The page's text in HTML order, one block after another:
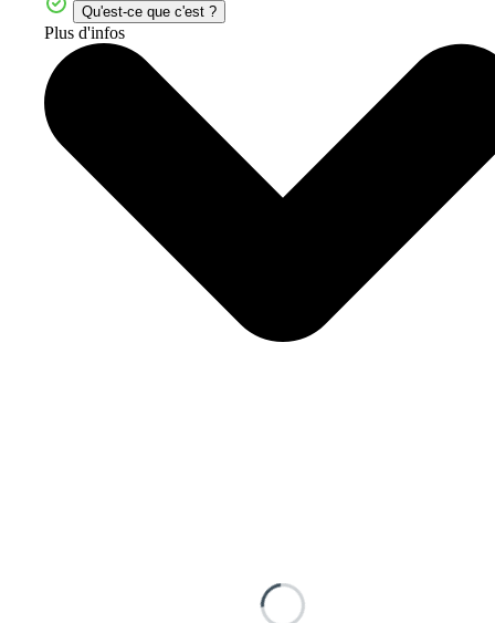
Qu'est-ce que c'est ?
Plus d'infos